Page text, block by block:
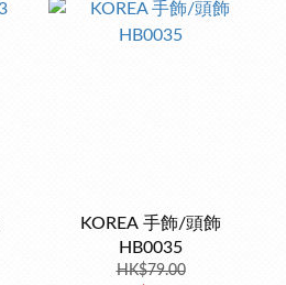
KOREA 手飾/頭飾
HB0035
HK$79.00